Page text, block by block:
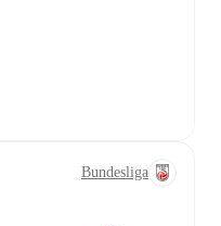
Bundesliga